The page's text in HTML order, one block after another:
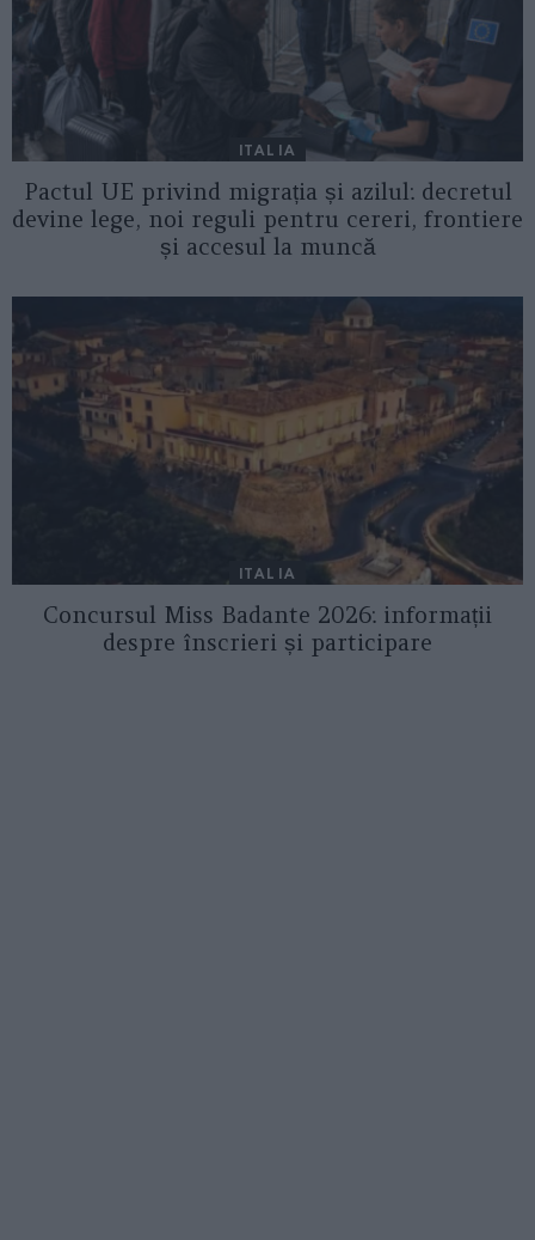
ITALIA
Pactul UE privind migrația și azilul: decretul
devine lege, noi reguli pentru cereri, frontiere
și accesul la muncă
ITALIA
Concursul Miss Badante 2026: informații
despre înscrieri și participare